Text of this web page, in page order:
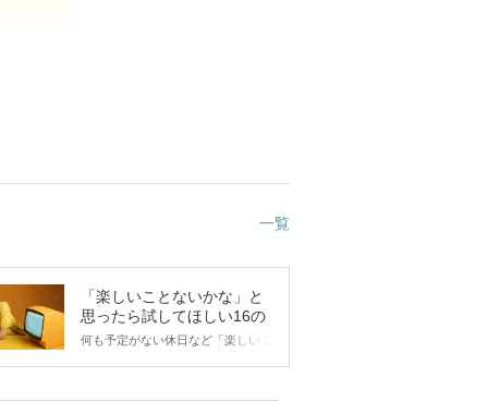
一覧
「楽しいことないかな」と
思ったら試してほしい16の
こと
何も予定がない休日など「楽しいこ